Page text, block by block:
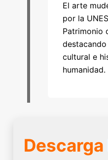
El arte
por la
Patrimonio
cultural e
humanidad.